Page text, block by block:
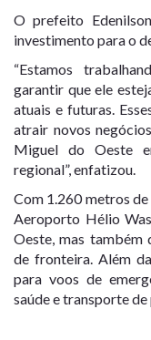
O prefeito
investimento para o
“Estamos
garantir que ele
atuais e futuras.
atrair novos
Miguel do Oeste
regional”, enfatizou.
Com 1.260 metros
Aeroporto Hélio
Oeste, mas também
de fronteira. Além
para voos de
saúde e transporte